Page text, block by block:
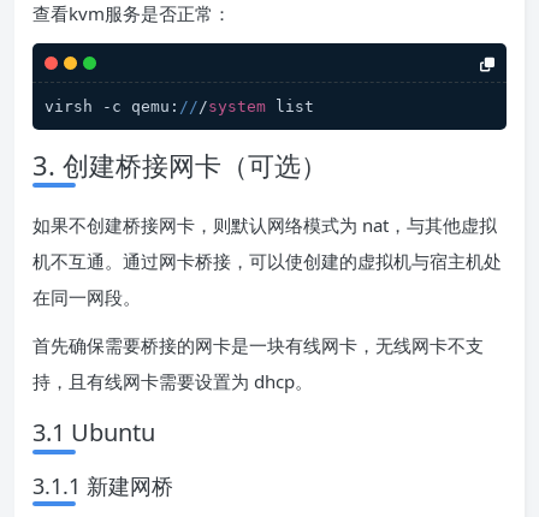
查看kvm服务是否正常：
virsh -c qemu: ///system list
3. 创建桥接网卡（可选）
如果不创建桥接网卡，则默认网络模式为 nat，与其他虚拟
机不互通。通过网卡桥接，可以使创建的虚拟机与宿主机处
在同一网段。
首先确保需要桥接的网卡是一块有线网卡，无线网卡不支
持，且有线网卡需要设置为 dhcp。
3.1 Ubuntu
3.1.1 新建网桥